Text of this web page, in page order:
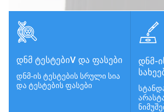
ᲓᲜᲛ ᲢᲔᲡᲢᲔᲑᲘV ᲓᲐ ᲤᲐᲡᲔᲑᲘ
დნმ-ის ტესტების სრული სია
და ტესტების ფასები
ᲓᲜᲛ-